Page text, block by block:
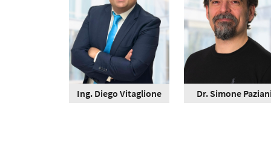
Ing. Diego Vitaglione Dr. Simone